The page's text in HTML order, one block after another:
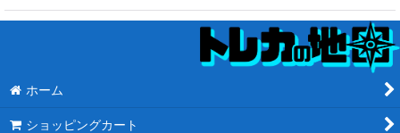
ホーム
ショッピングカート